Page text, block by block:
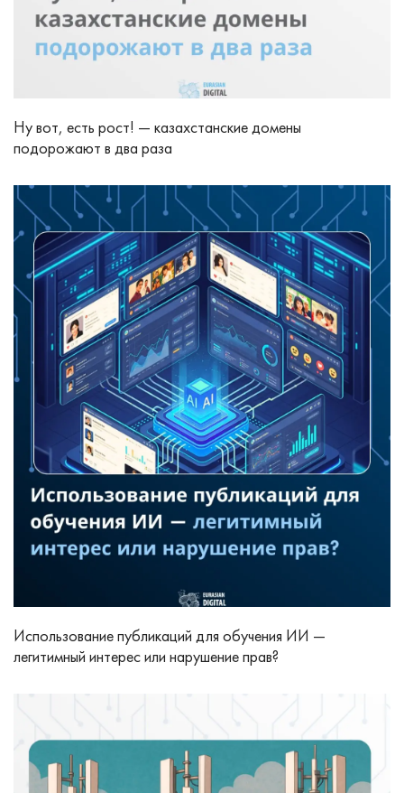
Ну вот, есть рост! — казахстанские домены
подорожают в два раза
Использование публикаций для обучения ИИ —
легитимный интерес или нарушение прав?